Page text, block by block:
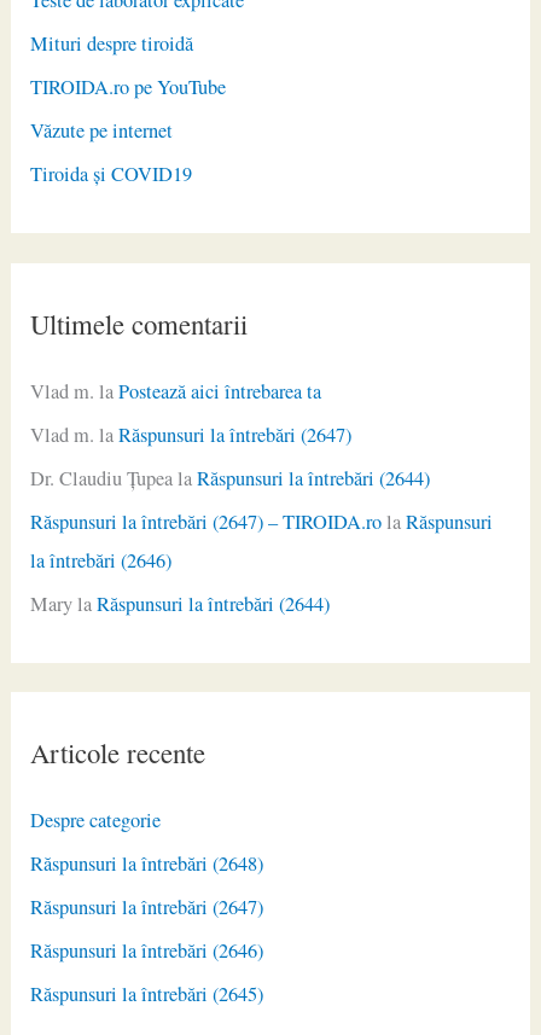
Mituri despre tiroidă
TIROIDA.ro pe YouTube
Văzute pe internet
Tiroida și COVID19
Ultimele comentarii
Vlad m. laPostează aici întrebarea ta
Vlad m. laRăspunsuri la întrebări (2647)
Dr. Claudiu ŢupealaRăspunsuri la întrebări (2644)
Răspunsuri la întrebări (2647) – TIROIDA.rolaRăspunsuri
la întrebări (2646)
MarylaRăspunsuri la întrebări (2644)
Articole recente
Despre categorie
Răspunsuri la întrebări (2648)
Răspunsuri la întrebări (2647)
Răspunsuri la întrebări (2646)
Răspunsuri la întrebări (2645)